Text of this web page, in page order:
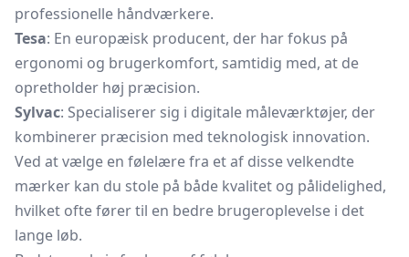
professionelle håndværkere.
Tesa: En europæisk producent, der har fokus på
ergonomi og brugerkomfort, samtidig med, at de
opretholder høj præcision.
Sylvac: Specialiserer sig i digitale måleværktøjer, der
kombinerer præcision med teknologisk innovation.
Ved at vælge en følelære fra et af disse velkendte
mærker kan du stole på både kvalitet og pålidelighed,
hvilket ofte fører til en bedre brugeroplevelse i det
lange løb.